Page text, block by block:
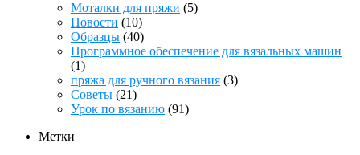
Моталки для пряжи (5)
Новости (10)
Образцы (40)
Программное обеспечение для вязальных машин
(1)
пряжа для ручного вязания (3)
Советы (21)
Урок по вязанию (91)
Метки